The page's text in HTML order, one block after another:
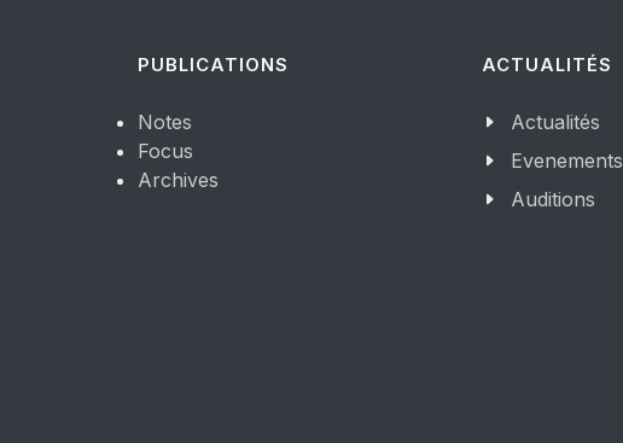
PUBLICATIONS
Notes
Focus
Archives
ACTUALITÉS
Actualités
Evenements
Auditions